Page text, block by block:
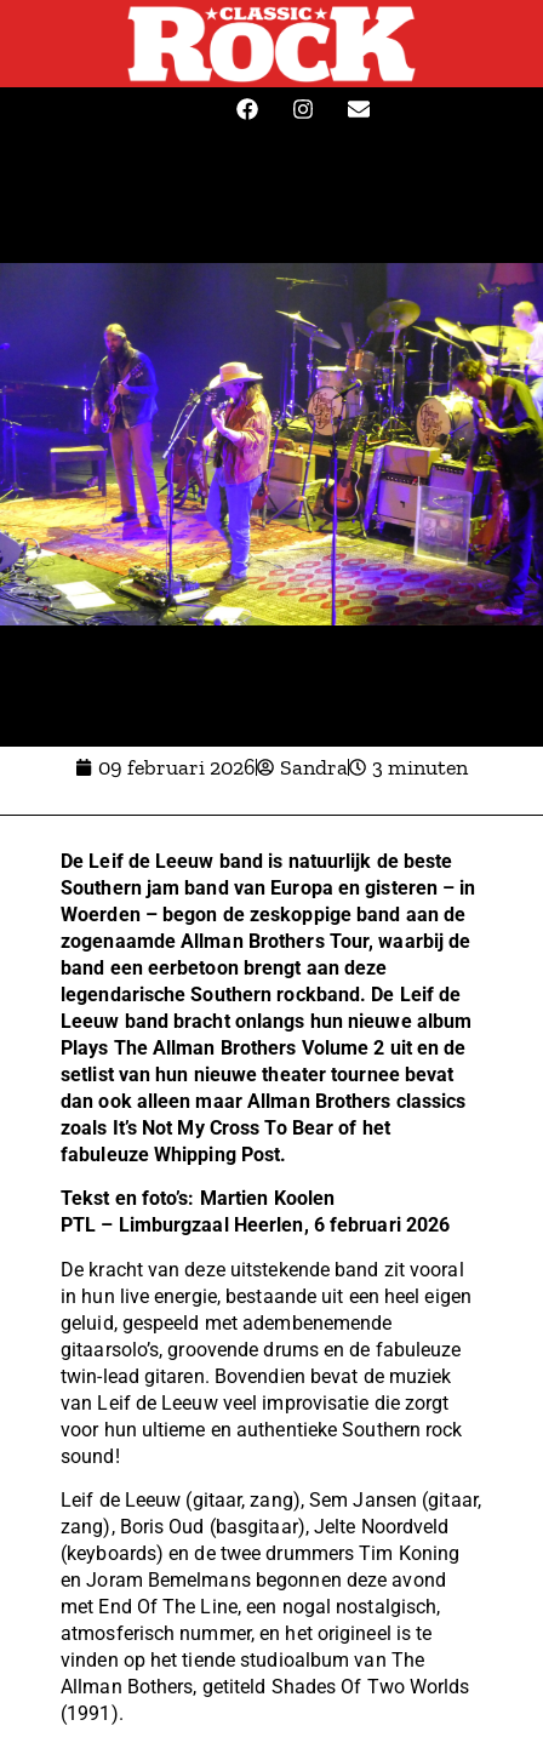
09 februari 2026 Sandra 3 minuten
De Leif de Leeuw band is natuurlijk de beste
Southern jam band van Europa en gisteren – in
Woerden – begon de zeskoppige band aan de
zogenaamde Allman Brothers Tour, waarbij de
band een eerbetoon brengt aan deze
legendarische Southern rockband. De Leif de
Leeuw band bracht onlangs hun nieuwe album
Plays The Allman Brothers Volume 2 uit en de
setlist van hun nieuwe theater tournee bevat
dan ook alleen maar Allman Brothers classics
zoals It’s Not My Cross To Bear of het
fabuleuze Whipping Post.
Tekst en foto’s: Martien Koolen
PTL – Limburgzaal Heerlen, 6 februari 2026
De kracht van deze uitstekende band zit vooral
in hun live energie, bestaande uit een heel eigen
geluid, gespeeld met adembenemende
gitaarsolo’s, groovende drums en de fabuleuze
twin-lead gitaren. Bovendien bevat de muziek
van Leif de Leeuw veel improvisatie die zorgt
voor hun ultieme en authentieke Southern rock
sound!
Leif de Leeuw (gitaar, zang), Sem Jansen (gitaar,
zang), Boris Oud (basgitaar), Jelte Noordveld
(keyboards) en de twee drummers Tim Koning
en Joram Bemelmans begonnen deze avond
met End Of The Line, een nogal nostalgisch,
atmosferisch nummer, en het origineel is te
vinden op het tiende studioalbum van The
Allman Bothers, getiteld Shades Of Two Worlds
(1991).